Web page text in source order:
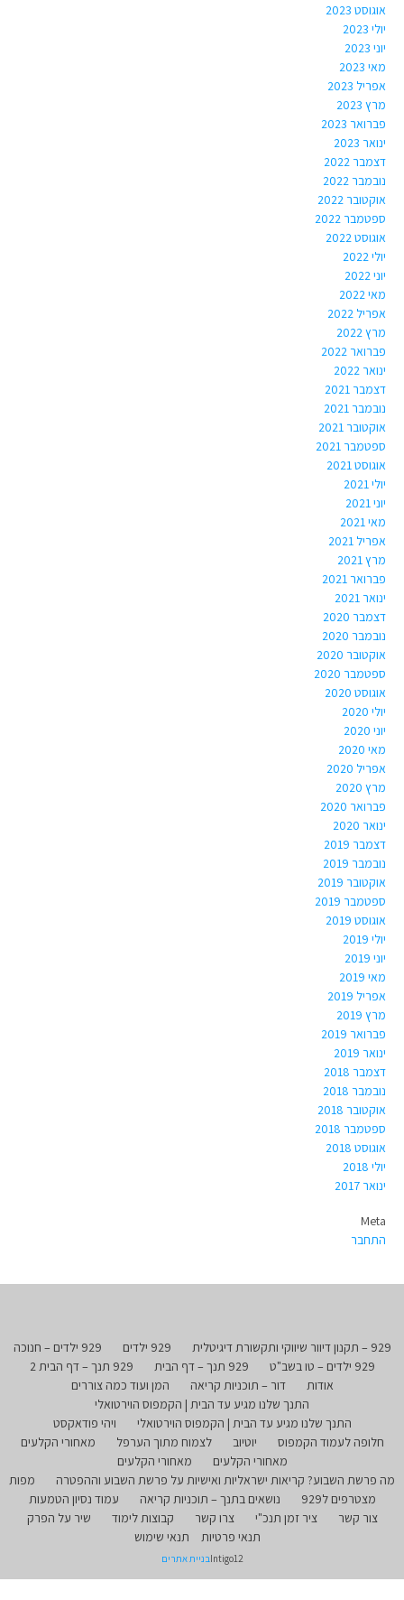
אוגוסט 2023
יולי 2023
יוני 2023
מאי 2023
אפריל 2023
מרץ 2023
פברואר 2023
ינואר 2023
דצמבר 2022
נובמבר 2022
אוקטובר 2022
ספטמבר 2022
אוגוסט 2022
יולי 2022
יוני 2022
מאי 2022
אפריל 2022
מרץ 2022
פברואר 2022
ינואר 2022
דצמבר 2021
נובמבר 2021
אוקטובר 2021
ספטמבר 2021
אוגוסט 2021
יולי 2021
יוני 2021
מאי 2021
אפריל 2021
מרץ 2021
פברואר 2021
ינואר 2021
דצמבר 2020
נובמבר 2020
אוקטובר 2020
ספטמבר 2020
אוגוסט 2020
יולי 2020
יוני 2020
מאי 2020
אפריל 2020
מרץ 2020
פברואר 2020
ינואר 2020
דצמבר 2019
נובמבר 2019
אוקטובר 2019
ספטמבר 2019
אוגוסט 2019
יולי 2019
יוני 2019
מאי 2019
אפריל 2019
מרץ 2019
פברואר 2019
ינואר 2019
דצמבר 2018
נובמבר 2018
אוקטובר 2018
ספטמבר 2018
אוגוסט 2018
יולי 2018
ינואר 2017
Meta
התחבר
929 – תקנון דיוור שיווקי ותקשורת דיגיטלית 929 ילדים
929 ילדים – חנוכה
929 ילדים – טו בשב"ט
929 תנך – דף הבית
929 תנך – דף הבית 2
אודות
דור – תוכניות קריאה
המן ועוד כמה צוררים
התנך שלנו מגיע עד הבית | הקמפוס הוירטואלי
התנך שלנו מגיע עד הבית | הקמפוס הוירטואלי
ויהי פודאקסט
חלופה לעמוד הקמפוס
יוטיוב לצמוח מתוך הערפל
מאחורי הקלעים
מאחורי הקלעים
מאחורי הקלעים
מה פרשת השבוע? קריאות ישראליות ואישיות על פרשת השבוע וההפטרה
מפות
מצטרפים ל929
נושאים בתנך – תוכניות קריאה
עמוד נסיון הטמעות
צור קשר
ציר זמן תנכ"י צרו קשר קבוצות לימוד
שיר על הפרק
תנאי פרטיות
תנאי שימוש
Intigo12בניית אתרים